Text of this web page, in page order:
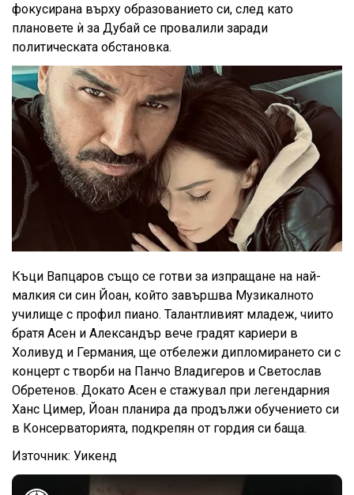
фокусирана върху образованието си, след като
плановете ѝ за Дубай се провалили заради
политическата обстановка.
Къци Вапцаров също се готви за изпращане на най-
малкия си син Йоан, който завършва Музикалното
училище с профил пиано. Талантливият младеж, чиито
братя Асен и Александър вече градят кариери в
Холивуд и Германия, ще отбележи дипломирането си с
концерт с творби на Панчо Владигеров и Светослав
Обретенов. Докато Асен е стажувал при легендарния
Ханс Цимер, Йоан планира да продължи обучението си
в Консерваторията, подкрепян от гордия си баща.
Източник: Уикенд